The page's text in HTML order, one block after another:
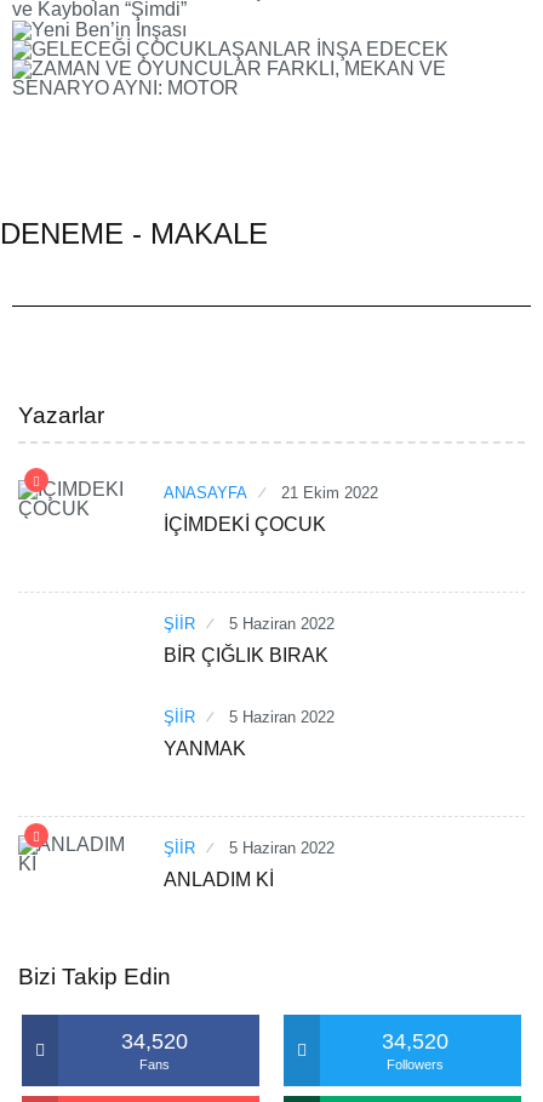
DENEME - MAKALE
Yazarlar
ANASAYFA 21 Ekim 2022
İÇİMDEKİ ÇOCUK
ŞİİR 5 Haziran 2022
BİR ÇIĞLIK BIRAK
ŞİİR 5 Haziran 2022
YANMAK
ŞİİR 5 Haziran 2022
ANLADIM Kİ
Bizi Takip Edin
34,520
Fans
34,520
Followers